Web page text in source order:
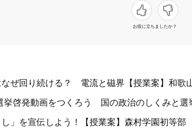
お役に立ちましたか？
回り続ける？ 電流と磁界【授業案】和歌
啓発動画をつくろう 国の政治のしくみと選
を宣伝しよう！【授業案】森村学園初等